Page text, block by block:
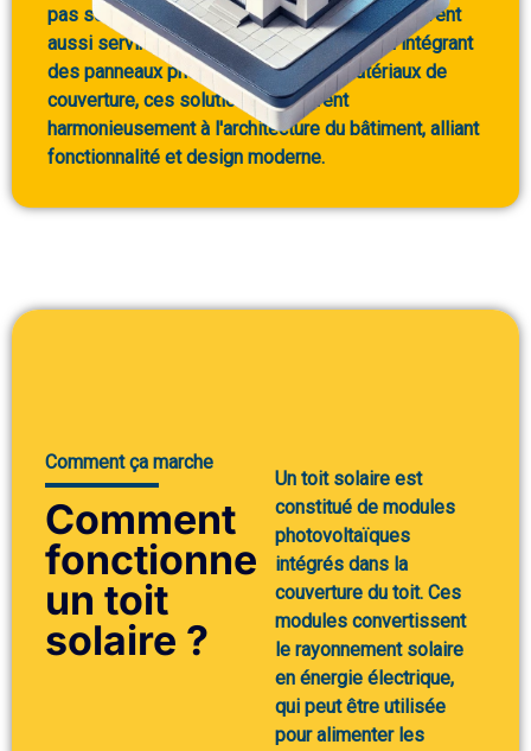
pas seulement de l'électricité, mais qu'ils peuvent
aussi servir de couverture esthétique ? En intégrant
des panneaux photovoltaïques aux matériaux de
couverture, ces solutions s'intègrent
harmonieusement à l'architecture du bâtiment, alliant
fonctionnalité et design moderne.
Comment ça marche
Comment
fonctionne
un toit
solaire ?
Un toit solaire est
constitué de modules
photovoltaïques
intégrés dans la
couverture du toit. Ces
modules convertissent
le rayonnement solaire
en énergie électrique,
qui peut être utilisée
pour alimenter les